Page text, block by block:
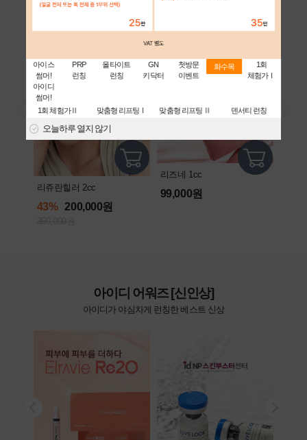
리쥬란힐러 2cc
43% 200,000원
리즈네 1cc
99,000원
아이디 어워즈 [신인상]
아이디가 야심차게 런칭한 베스트 신상
아이스
썸머!
아이디
썸머!
PRP
런칭
올타이트
런칭
GN
키닥터
첫방문
이벤트
화수목
1회
체험가Ⅰ
1회 체험가Ⅱ 맞춤형 리프팅Ⅰ 맞춤형 리프팅 Ⅱ 덴서티 런칭
오늘하루 열지 않기